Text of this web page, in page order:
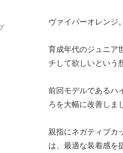
ヴァイパーオレンジ。
育成年代のジュニア
チして欲しいという
前回モデルであるハ
ろを大幅に改善しま
親指にネガティブカ
は、最適な装着感を